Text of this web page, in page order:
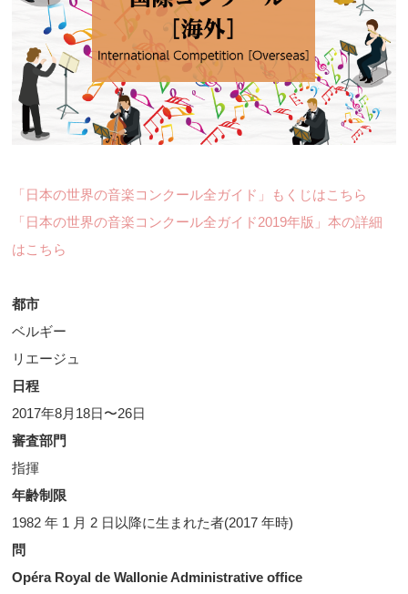
「日本の世界の音楽コンクール全ガイド」もくじはこちら
「日本の世界の音楽コンクール全ガイド2019年版」本の詳細
はこちら
都市
ベルギー
リエージュ
日程
2017年8月18日〜26日
審査部門
指揮
年齢制限
1982 年 1 月 2 日以降に生まれた者(2017 年時)
問
Opéra Royal de Wallonie Administrative office